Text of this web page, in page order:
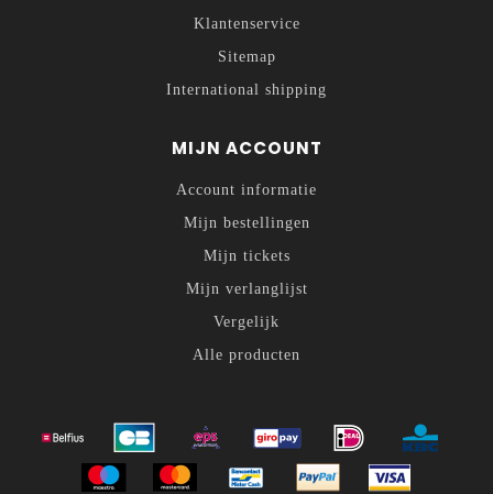
Klantenservice
Sitemap
International shipping
MIJN ACCOUNT
Account informatie
Mijn bestellingen
Mijn tickets
Mijn verlanglijst
Vergelijk
Alle producten